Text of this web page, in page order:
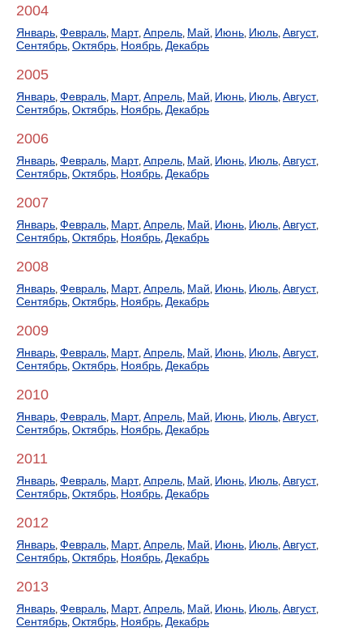
2004
Январь, Февраль, Март, Апрель, Май, Июнь, Июль, Август,
Сентябрь, Октябрь, Ноябрь, Декабрь
2005
Январь, Февраль, Март, Апрель, Май, Июнь, Июль, Август,
Сентябрь, Октябрь, Ноябрь, Декабрь
2006
Январь, Февраль, Март, Апрель, Май, Июнь, Июль, Август,
Сентябрь, Октябрь, Ноябрь, Декабрь
2007
Январь, Февраль, Март, Апрель, Май, Июнь, Июль, Август,
Сентябрь, Октябрь, Ноябрь, Декабрь
2008
Январь, Февраль, Март, Апрель, Май, Июнь, Июль, Август,
Сентябрь, Октябрь, Ноябрь, Декабрь
2009
Январь, Февраль, Март, Апрель, Май, Июнь, Июль, Август,
Сентябрь, Октябрь, Ноябрь, Декабрь
2010
Январь, Февраль, Март, Апрель, Май, Июнь, Июль, Август,
Сентябрь, Октябрь, Ноябрь, Декабрь
2011
Январь, Февраль, Март, Апрель, Май, Июнь, Июль, Август,
Сентябрь, Октябрь, Ноябрь, Декабрь
2012
Январь, Февраль, Март, Апрель, Май, Июнь, Июль, Август,
Сентябрь, Октябрь, Ноябрь, Декабрь
2013
Январь, Февраль, Март, Апрель, Май, Июнь, Июль, Август,
Сентябрь, Октябрь, Ноябрь, Декабрь